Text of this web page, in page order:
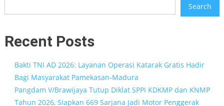
Search
Recent Posts
Bakti TNI AD 2026: Layanan Operasi Katarak Gratis Hadir
Bagi Masyarakat Pamekasan-Madura
Pangdam V/Brawijaya Tutup Diklat SPPI KDKMP dan KNMP
Tahun 2026, Siapkan 669 Sarjana Jadi Motor Penggerak